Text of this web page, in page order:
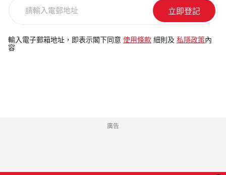
電
郵
輸入電子郵箱地址，即表示閣下同意 使用條款 細則及 私隱政策 內
容
廣告